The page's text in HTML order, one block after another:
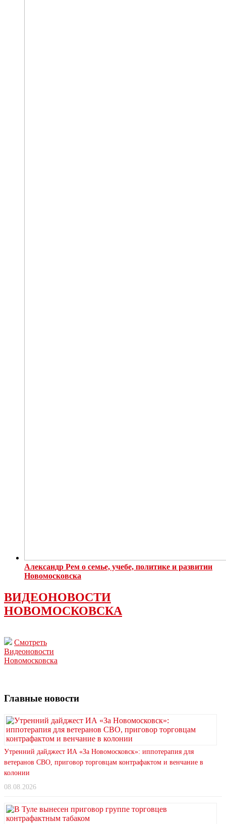
Александр Рем о семье, учебе, политике и развитии
Новомосковска
ВИДЕОНОВОСТИ
НОВОМОСКОВСКА
Смотреть
Видеоновости
Новомосковска
Главные новости
Утренний дайджест ИА «За Новомосковск»: иппотерапия для
ветеранов СВО, приговор торговцам контрафактом и венчание в
колонии
08.08.2026